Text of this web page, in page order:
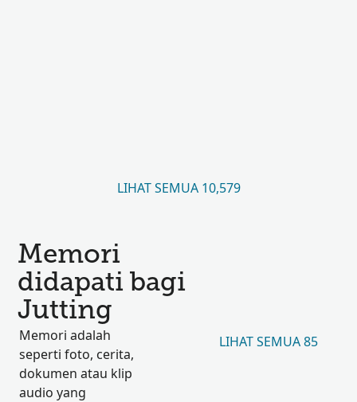
LIHAT SEMUA 10,579
Memori
didapati bagi
Jutting
Memori adalah
seperti foto, cerita,
dokumen atau klip
audio yang
LIHAT SEMUA 85